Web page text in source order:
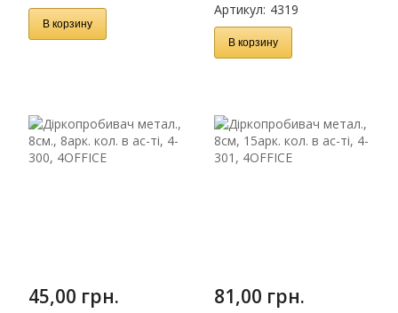
В корзину
Артикул: 4319
В корзину
45,00 грн. 81,00 грн.